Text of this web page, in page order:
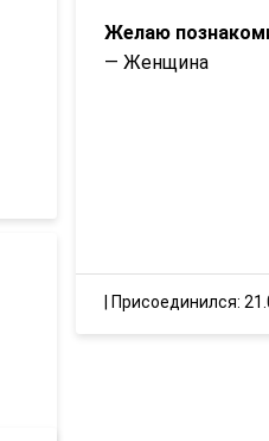
Желаю
— Женщина
Присоединился: